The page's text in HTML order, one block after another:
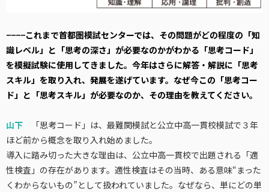
−−−−これまで首都圏模試センターでは、その問題がどの程度の「知
識レベル」と「思考の深さ」が必要なのかがわかる「思考コード」
を模擬試験に使用してきました。今年はさらに解答・解説に「思考
スキル」を取り入れ、発展を遂げています。なぜ今この「思考コー
ド」と「思考スキル」が必要なのか、その理由を教えてください。
山下 「思考コード」は、最難関模試と公立中高一貫校模試で３年
ほど前から概念を取り入れ始めました。
導入に踏み切った大きな理由は、公立中高一貫校で出題される「適
性検査」の存在があります。適性検査はその当時、ある意味“まった
くわからないもの”として扱われていました。なぜなら、単にどの単